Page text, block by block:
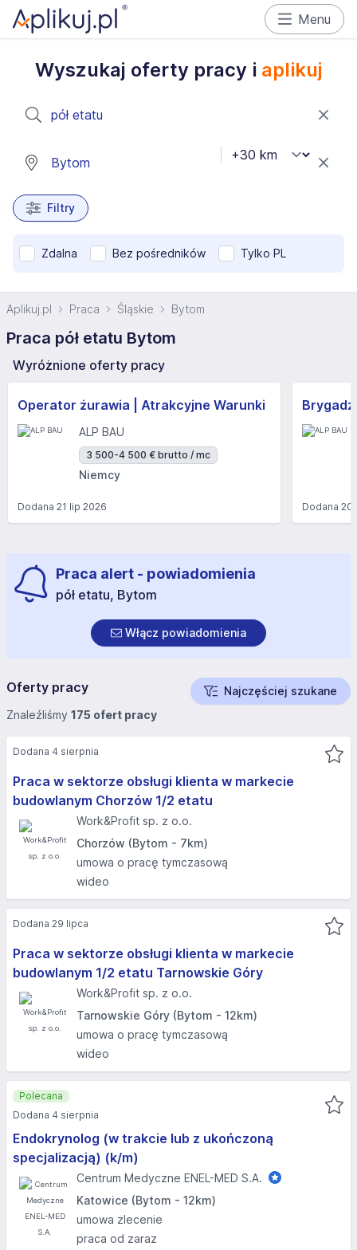
Menu
Wyszukaj oferty pracy i aplikuj
Filtry
Zdalna Bez pośredników Tylko PL
Aplikuj.pl Praca Śląskie Bytom
Praca pół etatu Bytom
Wyróżnione oferty pracy
Operator żurawia | Atrakcyjne Warunki
ALP BAU
3 500-4 500 € brutto / mc
Niemcy
Dodana 21 lip 2026 Dodana20
Praca alert - powiadomienia
pół etatu, Bytom
Włącz powiadomienia
Oferty pracy
Najczęściej szukane
Znaleźliśmy 175 ofert pracy
Praca w sektorze obsługi klienta w markecie
budowlanym Chorzów 1/2 etatu
Work&Profit sp. z o.o.
Chorzów (Bytom - 7km)
umowa o pracę tymczasową
wideo
Dodana 4 sierpnia
Praca w sektorze obsługi klienta w markecie
budowlanym 1/2 etatu Tarnowskie Góry
Work&Profit sp. z o.o.
Tarnowskie Góry (Bytom - 12km)
umowa o pracę tymczasową
wideo
Dodana 29 lipca
Endokrynolog (w trakcie lub z ukończoną
specjalizacją) (k/m)
Centrum Medyczne ENEL-MED S.A.
Katowice (Bytom - 12km)
umowa zlecenie
praca od zaraz
Polecana
Dodana 4 sierpnia